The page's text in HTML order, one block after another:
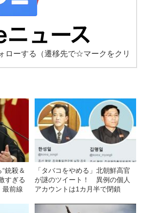
ローする
（遷移先で☆マークをクリ
銃殺＆
すぎる
最前線
「タバコをやめる」北朝鮮高官
が謎のツイート！ 異例の個人
アカウントは1カ月半で閉鎖